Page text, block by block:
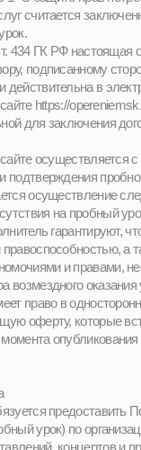
в одностороннем порядке внести
которые вступают в силу
новой оферты на
Потребителю
по организации и постановке
концертов и прочих сценических
принять и оплатить данные
студии.
Исполнителем 107140, г.
округ Красносельский, ул.
2, помещ. 2/1, ком. 4.
в срок: 30 календарных дней.
номер телефона и e-mail,
их использование в целях
оферты.
заключения договора
в настоящей оферте.
договора
договором оказания
качества.
объеме в срок, указанный в п.
Заказчика информацию о
услуг.
по требованию Заказчика все
в процессе оказания услуг